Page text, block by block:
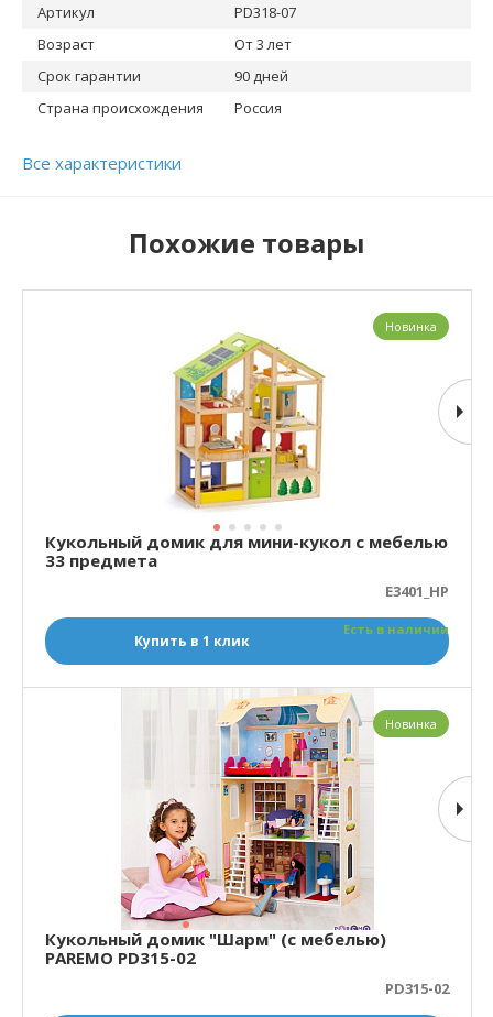
Артикул
PD318-07
Возраст
От 3 лет
Срок гарантии
90 дней
Страна происхождения
Россия
Все характеристики
Похожие товары
Кукольный домик для мини-кукол с мебелью
33 предмета
E3401_HP
Есть в наличии
Купить в 1 клик
Новинка
Кукольный домик "Шарм" (с мебелью)
PAREMO PD315-02
PD315-02
Новинка